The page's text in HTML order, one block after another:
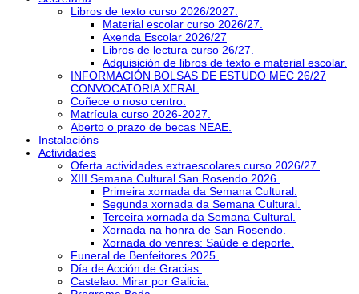
Libros de texto curso 2026/2027.
Material escolar curso 2026/27.
Axenda Escolar 2026/27
Libros de lectura curso 26/27.
Adquisición de libros de texto e material escolar.
INFORMACIÓN BOLSAS DE ESTUDO MEC 26/27
CONVOCATORIA XERAL
Coñece o noso centro.
Matrícula curso 2026-2027.
Aberto o prazo de becas NEAE.
Instalacións
Actividades
Oferta actividades extraescolares curso 2026/27.
XIII Semana Cultural San Rosendo 2026.
Primeira xornada da Semana Cultural.
Segunda xornada da Semana Cultural.
Terceira xornada da Semana Cultural.
Xornada na honra de San Rosendo.
Xornada do venres: Saúde e deporte.
Funeral de Benfeitores 2025.
Día de Acción de Gracias.
Castelao. Mirar por Galicia.